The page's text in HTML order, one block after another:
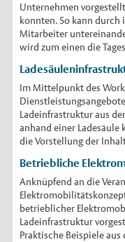
Unternehmen
konnten. So kann
Mitarbeiter
wird zum einen die
Im Mittelpunkt des
Ladeinfrastruktur aus
anhand einer Ladesäule
die Vorstellung der
Betriebliche
Anknüpfend an die
betrieblicher
Ladeinfrastruktur
Praktische Beispiele